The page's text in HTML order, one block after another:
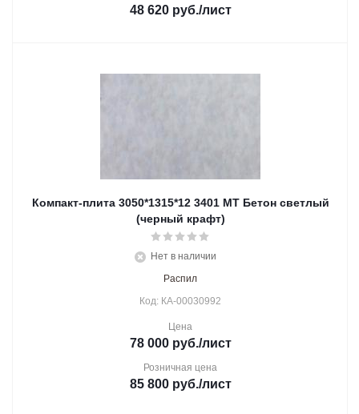
48 620руб./лист
Компакт-плита 3050*1315*12 3401 МТ Бетон светлый
(черный крафт)
Нет в наличии
Распил
Код: КА-00030992
Цена
78 000руб./лист
Розничная цена
85 800руб./лист